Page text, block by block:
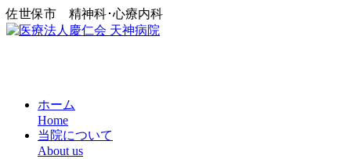
佐世保市 精神科･心療内科
ホーム
Home
当院について
About us